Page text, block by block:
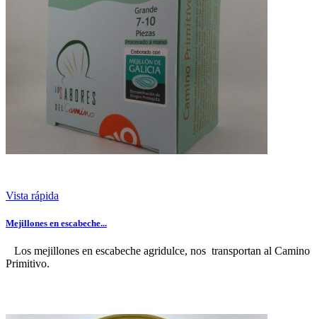
Vista rápida
Mejillones en escabeche...
Los mejillones en escabeche agridulce, nos transportan al Camino
Primitivo.